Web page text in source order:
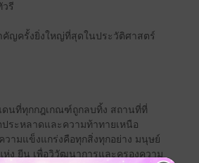
วรี
คัญครั้งยิ่งใหญ่ที่สุดในประวัติศาสตร์
นที่ทุกกฎเกณฑ์ถูกลบทิ้ง สถานที่ที่
ระหลาดและความท้าทายเหนือ
วามแข็งแกร่งคือทุกสิ่งทุกอย่าง มนุษย์
ง ยีน เพื่อวิวัฒนาการและครองความ